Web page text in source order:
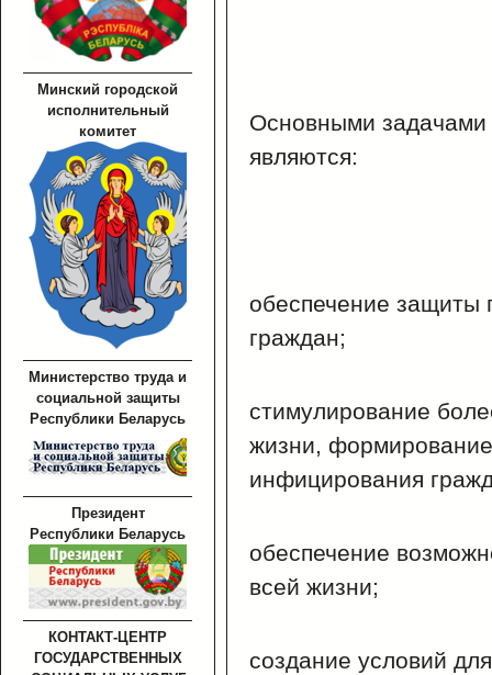
Минский городской
исполнительный
комитет
Министерство труда и
социальной защиты
Республики Беларусь
Президент
Республики Беларусь
КОНТАКТ-ЦЕНТР
ГОСУДАРСТВЕННЫХ
Основными задачами
являются:
обеспечение защиты
граждан;
стимулирование
жизни,
инфицирования
обеспечение
всей жизни;
создание условий